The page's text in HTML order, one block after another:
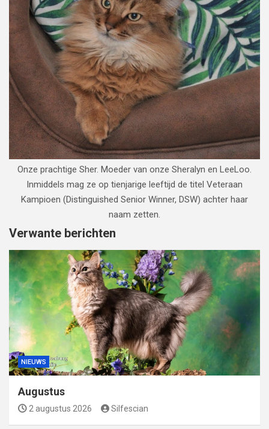
Onze prachtige Sher. Moeder van onze Sheralyn en LeeLoo.
Inmiddels mag ze op tienjarige leeftijd de titel Veteraan
Kampioen (Distinguished Senior Winner, DSW) achter haar
naam zetten.
Verwante berichten
NIEUWS
Augustus
2 augustus 2026 Silfescian